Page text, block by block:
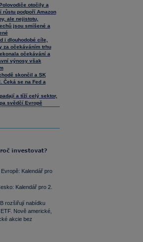
otočily a
růstu podpoří Amazon
ale nejistotu,
jsou smíšené a
i dlouhodobé cíle,
za očekáváním trhu
očekávání a
výnosy však
skončil a SK
Čeká se na Fed a
a tíží celý sektor,
svědčí Evropě
Kalendář pro
Kalendář pro 2.
rozšiřují nabídku
Nově americké,
akcie bez